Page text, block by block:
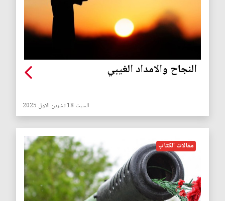
النجاح والامداد الغيبي
السبت 18 تشرين الاول 2025
مقالات الكتاب